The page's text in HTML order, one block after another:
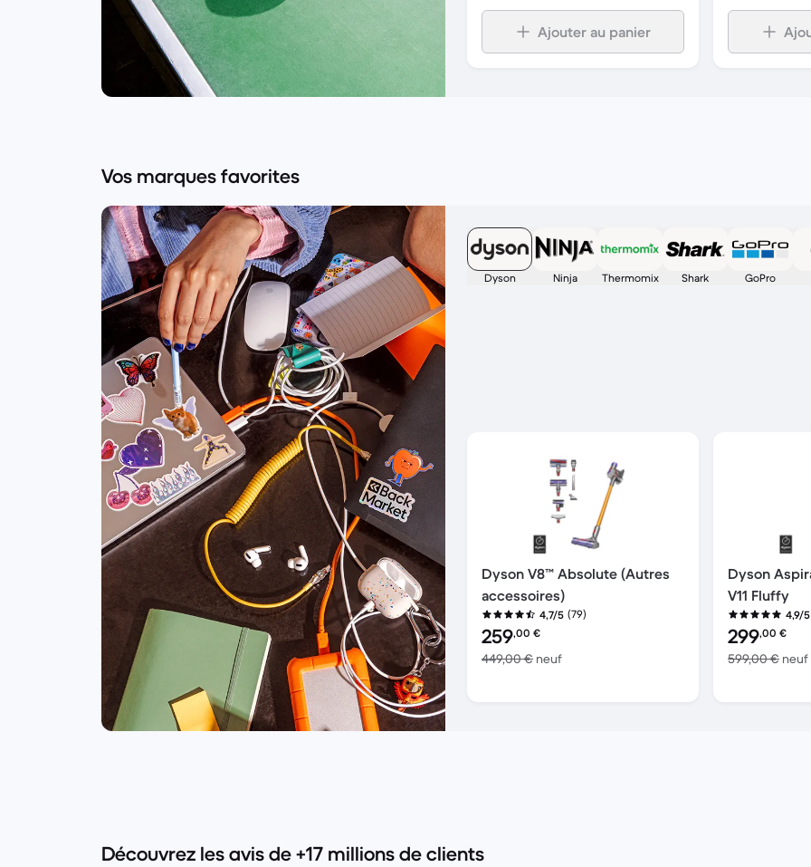
Ajouter au panier
Vos marques favorites
Dyson Ninja Thermomix Shark GoPro
Dyson V8™ Absolute (Autres
accessoires)
4,7/5 (79)
Prix reconditionné :
259,00 €
449,00 € neufcontre 449,00 € neuf
Dyson
V11 Fluffy
4,9/5
Prix
299,00 €
599,00 € neuf
Découvrez les avis de +17 millions de clients